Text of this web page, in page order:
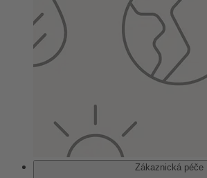
Zákaznická péče